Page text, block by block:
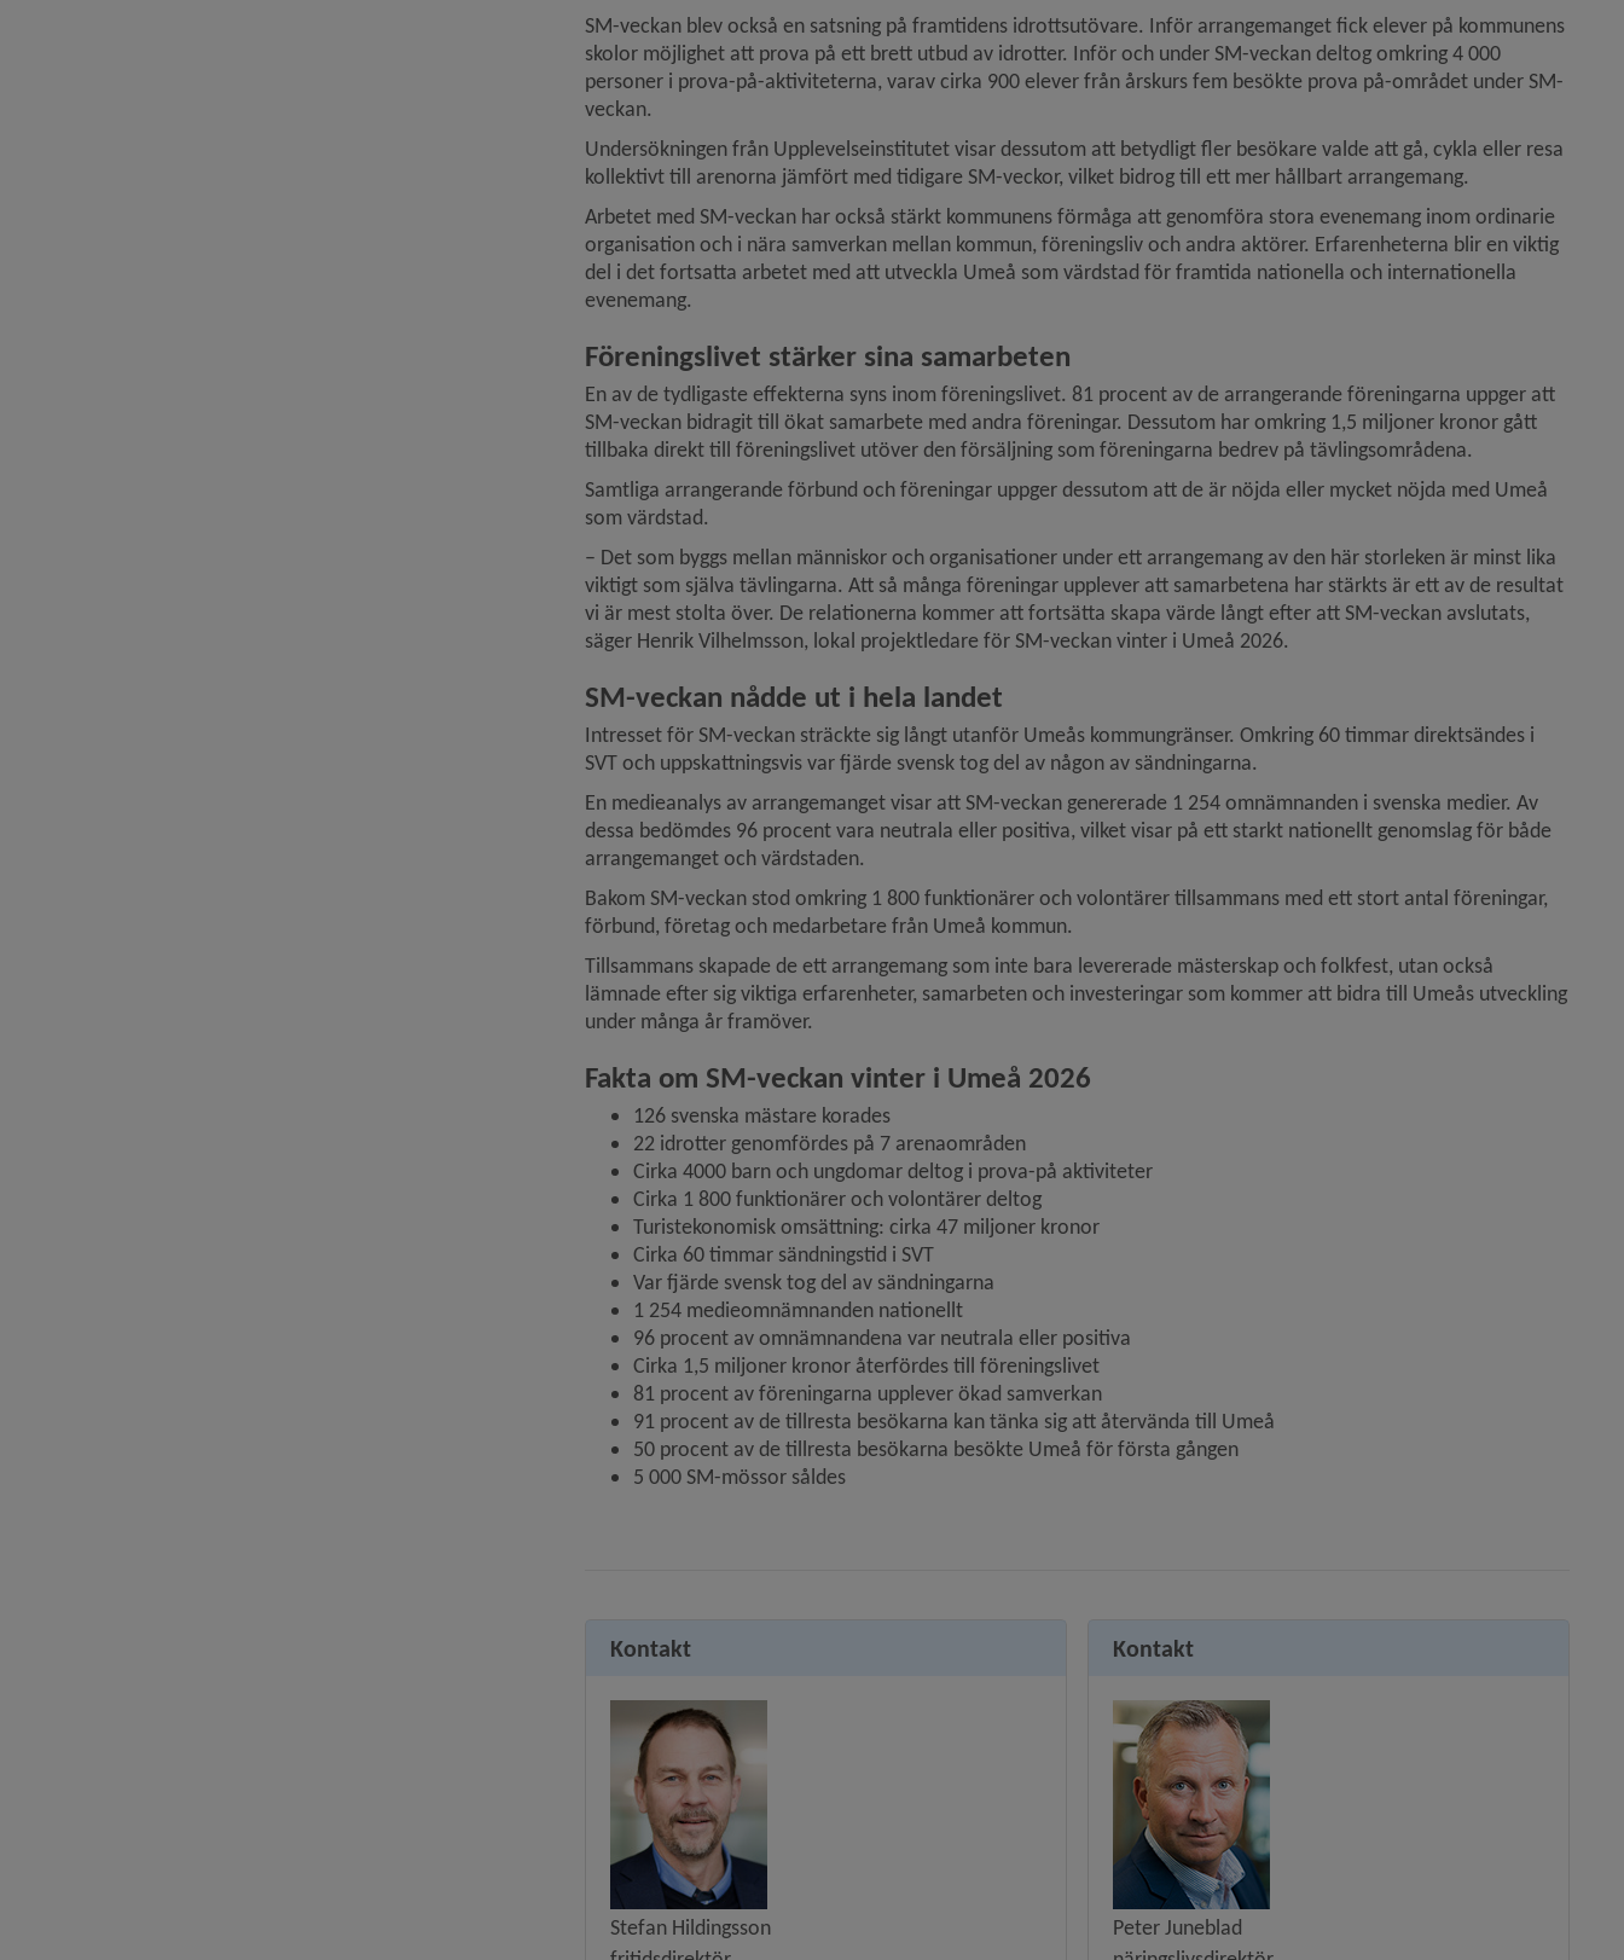
SM-veckan blev också en satsning på framtidens idrottsutövare. Inför arrangemanget fick elever på kommunens
skolor möjlighet att prova på ett brett utbud av idrotter. Inför och under SM-veckan deltog omkring 4 000
personer i prova-på-aktiviteterna, varav cirka 900 elever från årskurs fem besökte prova på-området under SM-
veckan.
Undersökningen från Upplevelseinstitutet visar dessutom att betydligt fler besökare valde att gå, cykla eller resa
kollektivt till arenorna jämfört med tidigare SM-veckor, vilket bidrog till ett mer hållbart arrangemang.
Arbetet med SM-veckan har också stärkt kommunens förmåga att genomföra stora evenemang inom ordinarie
organisation och i nära samverkan mellan kommun, föreningsliv och andra aktörer. Erfarenheterna blir en viktig
del i det fortsatta arbetet med att utveckla Umeå som värdstad för framtida nationella och internationella
evenemang.
Föreningslivet stärker sina samarbeten
En av de tydligaste effekterna syns inom föreningslivet. 81 procent av de arrangerande föreningarna uppger att
SM-veckan bidragit till ökat samarbete med andra föreningar. Dessutom har omkring 1,5 miljoner kronor gått
tillbaka direkt till föreningslivet utöver den försäljning som föreningarna bedrev på tävlingsområdena.
Samtliga arrangerande förbund och föreningar uppger dessutom att de är nöjda eller mycket nöjda med Umeå
som värdstad.
– Det som byggs mellan människor och organisationer under ett arrangemang av den här storleken är minst lika
viktigt som själva tävlingarna. Att så många föreningar upplever att samarbetena har stärkts är ett av de resultat
vi är mest stolta över. De relationerna kommer att fortsätta skapa värde långt efter att SM-veckan avslutats,
säger Henrik Vilhelmsson, lokal projektledare för SM-veckan vinter i Umeå 2026.
SM-veckan nådde ut i hela landet
Intresset för SM-veckan sträckte sig långt utanför Umeås kommungränser. Omkring 60 timmar direktsändes i
SVT och uppskattningsvis var fjärde svensk tog del av någon av sändningarna.
En medieanalys av arrangemanget visar att SM-veckan genererade 1 254 omnämnanden i svenska medier. Av
dessa bedömdes 96 procent vara neutrala eller positiva, vilket visar på ett starkt nationellt genomslag för både
arrangemanget och värdstaden.
Bakom SM-veckan stod omkring 1 800 funktionärer och volontärer tillsammans med ett stort antal föreningar,
förbund, företag och medarbetare från Umeå kommun.
Tillsammans skapade de ett arrangemang som inte bara levererade mästerskap och folkfest, utan också
lämnade efter sig viktiga erfarenheter, samarbeten och investeringar som kommer att bidra till Umeås utveckling
under många år framöver.
Fakta om SM-veckan vinter i Umeå 2026
126 svenska mästare korades
22 idrotter genomfördes på 7 arenaområden
Cirka 4000 barn och ungdomar deltog i prova-på aktiviteter
Cirka 1 800 funktionärer och volontärer deltog
Turistekonomisk omsättning: cirka 47 miljoner kronor
Cirka 60 timmar sändningstid i SVT
Var fjärde svensk tog del av sändningarna
1 254 medieomnämnanden nationellt
96 procent av omnämnandena var neutrala eller positiva
Cirka 1,5 miljoner kronor återfördes till föreningslivet
81 procent av föreningarna upplever ökad samverkan
91 procent av de tillresta besökarna kan tänka sig att återvända till Umeå
50 procent av de tillresta besökarna besökte Umeå för första gången
5 000 SM-mössor såldes
Kontakt
Stefan Hildingsson
Kontakt
Peter Juneblad